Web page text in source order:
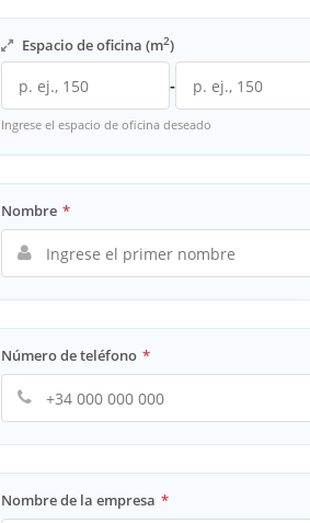
Espacio de oficina (m2)
-
Ingrese el espacio de oficina deseado
Nombre *
Número de teléfono *
Nombre de la empresa *